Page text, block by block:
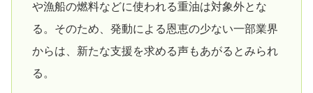
や漁船の燃料などに使われる重油は対象外とな
る。そのため、発動による恩恵の少ない一部業界
からは、新たな支援を求める声もあがるとみられ
る。